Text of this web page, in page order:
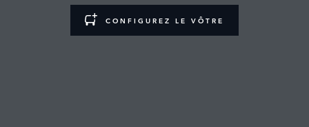
CONFIGUREZ LE VÔTRE